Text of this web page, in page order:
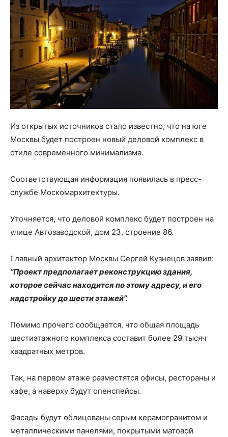
Из открытых источников стало известно, что на юге
Москвы будет построен новый деловой комплекс в
стиле современного минимализма.
Соответствующая информация появилась в пресс-
службе Москомархитектуры.
Уточняется, что деловой комплекс будет построен на
улице Автозаводской, дом 23, строение 86.
Главный архитектор Москвы Сергей Кузнецов заявил:
“Проект предполагает реконструкцию здания,
которое сейчас находится по этому адресу, и его
надстройку до шести этажей”.
Помимо прочего сообщается, что общая площадь
шестиэтажного комплекса составит более 29 тысяч
квадратных метров.
Так, на первом этаже разместятся офисы, рестораны и
кафе, а наверху будут опенспейсы.
Фасады будут облицованы серым керамогранитом и
металлическими панелями, покрытыми матовой